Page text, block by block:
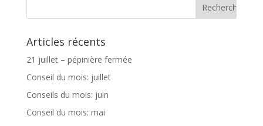
Articles récents
21 juillet – pépinière fermée
Conseil du mois: juillet
Conseils du mois: juin
Conseil du mois: mai